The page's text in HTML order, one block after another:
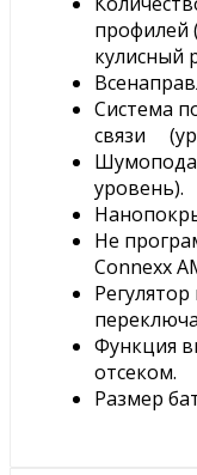
профилей
кулисный
Система
связи
уровень).
Не
Connexx
Функция
отсеком.
Размер